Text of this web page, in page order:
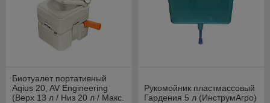
Биотуалет портативный
Aqius 20, AV Engineering
(Верх 13 л / Низ 20 л / Макс.
Рукомойник пластмассовый
Гардения 5 л (ИнструмАгро)